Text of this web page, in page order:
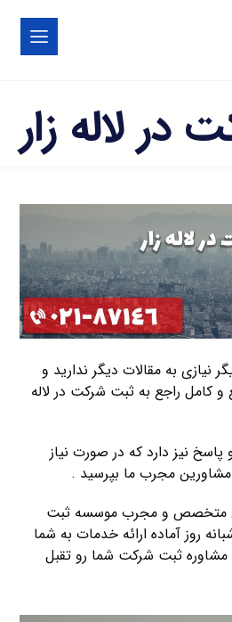
لاله زار
نیازی به مقالات دیگر ندارید و
و کامل راجع به ثبت شرکت در لاله
نیز دارد که در صورت نیاز
مشاورین مجرب ما بپرسید .
متخصص و مجرب موسسه ثبت
روز آماده ارائه خدمات به شما
ثبت شرکت شما رو تقبل